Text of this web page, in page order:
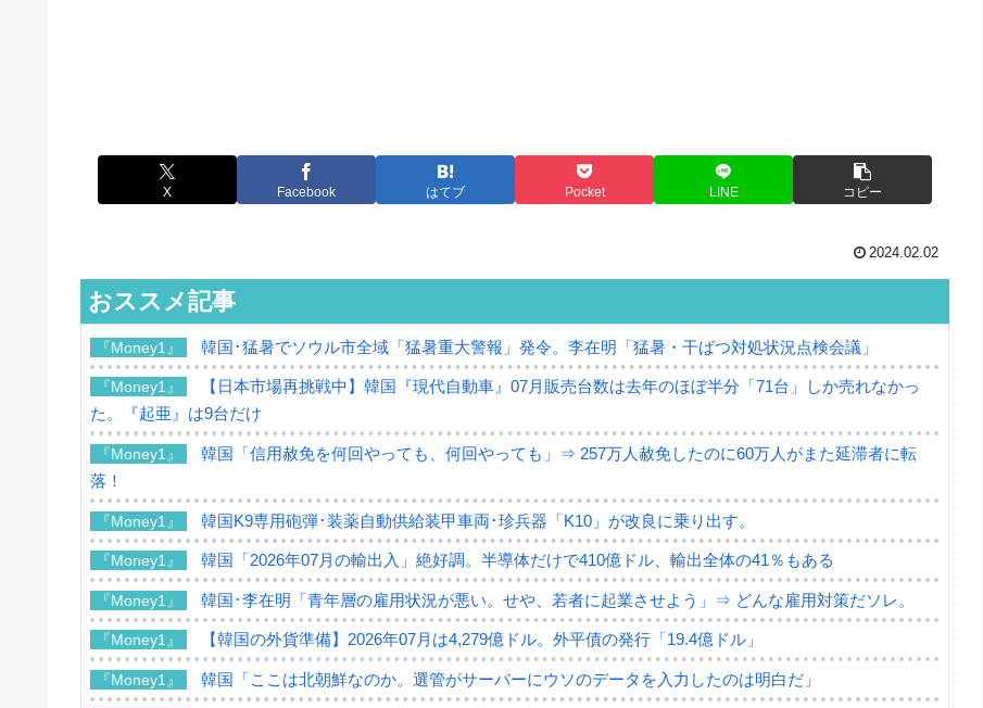
X Facebook はてブ Pocket LINE コピー
2024.02.02
おススメ記事
『Money1』 韓国･猛暑でソウル市全域「猛暑重大警報」発令。李在明「猛暑・干ばつ対処状況点検会議」
『Money1』
【日本市場再挑戦中】韓国『現代自動車』07月販売台数は去年のほぼ半分「71台」しか売れなかっ
た。『起亜』は9台だけ
『Money1』
韓国「信用赦免を何回やっても、何回やっても」⇒ 257万人赦免したのに60万人がまた延滞者に転
落！
『Money1』 韓国K9専用砲弾･装薬自動供給装甲車両･珍兵器「K10」が改良に乗り出す。
『Money1』 韓国「2026年07月の輸出入」絶好調。半導体だけで410億ドル、輸出全体の41％もある
『Money1』 韓国･李在明「青年層の雇用状況が悪い。せや、若者に起業させよう」⇒ どんな雇用対策だソレ。
『Money1』 【韓国の外貨準備】2026年07月は4,279億ドル。外平債の発行「19.4億ドル」
『Money1』 韓国「ここは北朝鮮なのか。選管がサーバーにウソのデータを入力したのは明白だ」